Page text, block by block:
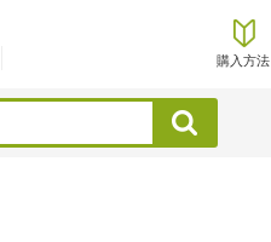
購入方法
検索